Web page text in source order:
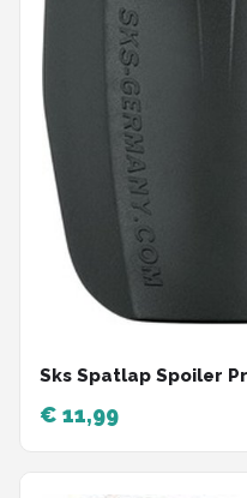
Sks Spatlap Spoiler
€ 11,99